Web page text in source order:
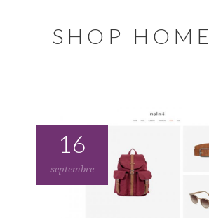
SHOP HOME
16
septembre